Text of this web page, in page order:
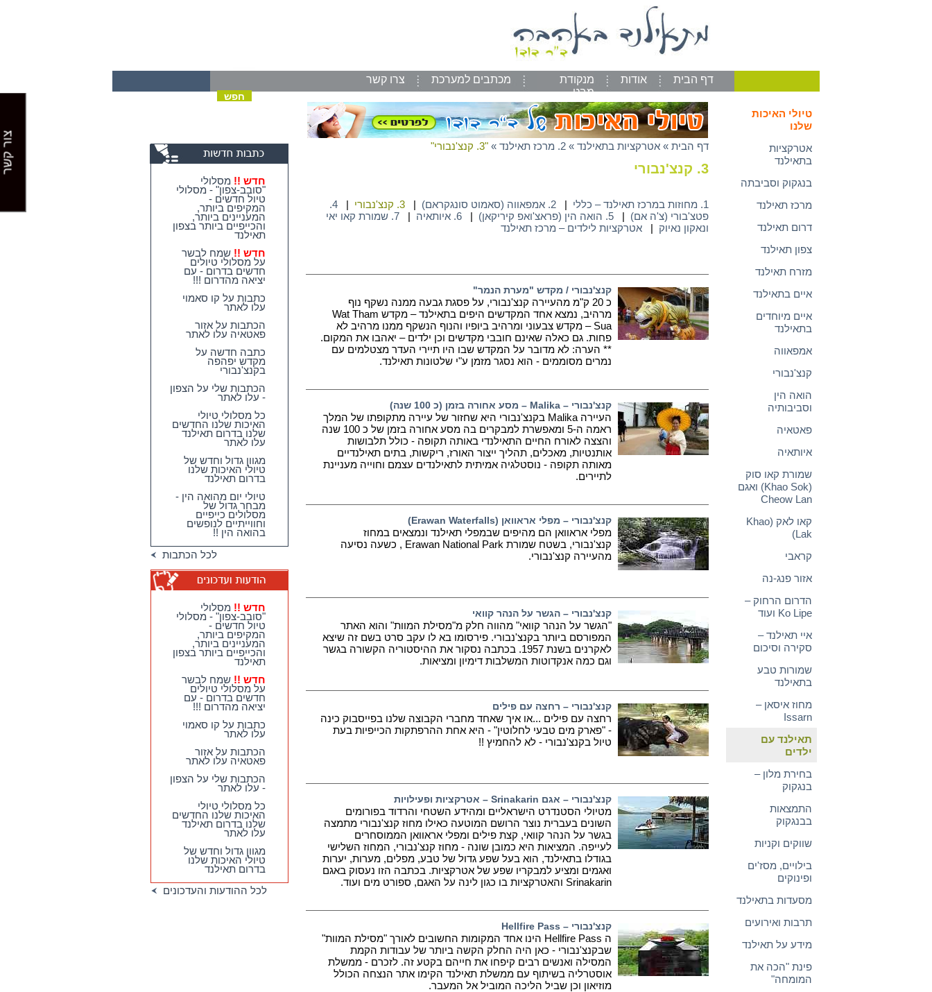
דף הבית אודות
מנקודת
מבט
מכתבים למערכת צרו קשר
טיולי האיכות
שלנו
אטרקציות
בתאילנד
בנגקוק וסביבתה
מרכז תאילנד
דרום תאילנד
צפון תאילנד
מזרח תאילנד
איים בתאילנד
איים מיוחדים
בתאילנד
אמפאווה
קנצ'נבורי
הואה הין
וסביבותיה
פאטאיה
איותאיה
שמורת קאו סוק
(Khao Sok) ואגם
Cheow Lan
קאו לאק (Khao
Lak)
קראבי
אזור פנג-נה
הדרום הרחוק –
Ko Lipe ועוד
איי תאילנד –
סקירה וסיכום
שמורות טבע
בתאילנד
מחוז איסאן –
Issarn
תאילנד עם
ילדים
בחירת מלון –
בנגקוק
התמצאות
בבנגקוק
שווקים וקניות
בילויים, מסז'ים
ופינוקים
מסעדות בתאילנד
תרבות ואירועים
מידע על תאילנד
פינת "הכה את
המומחה"
דף הבית » אטרקציות בתאילנד » 2. מרכז תאילנד » "3. קנצ'נבורי"
3. קנצ'נבורי
1. מחוזות במרכז תאילנד – כללי | 2. אמפאווה (סאמוט סונגקראם) | 3. קנצ'נבורי |
4.
פטצ'בורי (צ'ה אם) | 5. הואה הין (פראצ'ואפ קיריקאן) | 6. איותאיה |
7. שמורת קאו יאי
ונאקון נאיוק | אטרקציות לילדים – מרכז תאילנד
קנצ'נבורי / מקדש "מערת הנמר"
כ 20 ק"מ מהעיירה קנצ'נבורי, על פסגת גבעה ממנה נשקף נוף
מרהיב, נמצא אחד המקדשים היפים בתאילנד – מקדש Wat Tham
Sua – מקדש צבעוני ומרהיב ביופיו והנוף הנשקף ממנו מרהיב לא
פחות. גם כאלה שאינם חובבי מקדשים וכן ילדים – יאהבו את המקום.
** הערה: לא מדובר על המקדש שבו היו תיירי העדר מצטלמים עם
נמרים מסוממים - הוא נסגר מזמן ע"י שלטונות תאילנד.
קנצ'נבורי – Malika – מסע אחורה בזמן (כ 100 שנה)
העיירה Malika בקנצ'נבורי היא שחזור של עיירה מתקופתו של המלך
ראמה ה-5 ומאפשרת למבקרים בה מסע אחורה בזמן של כ 100 שנה
והצצה לאורח החיים התאילנדי באותה תקופה - כולל תלבושות
אותנטיות, מאכלים, תהליך ייצור האורז, ריקשות, בתים תאילנדיים
מאותה תקופה - נוסטלגיה אמיתית לתאילנדים עצמם וחוייה מעניינת
לתיירים.
קנצ'נבורי – מפלי אראוואן (Erawan Waterfalls)
מפלי אראוואן הם מהיפים שבמפלי תאילנד ונמצאים במחוז
קנצ'נבורי, בשטח שמורת Erawan National Park , כשעה נסיעה
מהעיירה קנצ'נבורי.
קנצ'נבורי – הגשר על הנהר קוואי
"הגשר על הנהר קוואי" מהווה חלק מ"מסילת המוות" והוא האתר
המפורסם ביותר בקנצ'נבורי. פירסומו בא לו עקב סרט בשם זה שיצא
לאקרנים בשנת 1957. בכתבה נסקור את ההיסטוריה הקשורה בגשר
וגם כמה אנקדוטות המשלבות דימיון ומציאות.
קנצ'נבורי – רחצה עם פילים
רחצה עם פילים ...או איך שאחד מחברי הקבוצה שלנו בפייסבוק כינה
- "פארק מים טבעי לחלוטין" - היא אחת ההרפתקות הכייפיות בעת
טיול בקנצ'נבורי - לא להחמיץ !!
קנצ'נבורי – אגם Srinakarin – אטרקציות ופעילויות
מטיולי הסטנדרט הישראליים ומהידע השטחי והרדוד בפורומים
השונים בעברית נוצר הרושם המוטעה כאילו מחוז קנצ'נבורי מתמצה
בגשר על הנהר קוואי, קצת פילים ומפלי אראוואן הממוסחרים
לעייפה. המציאות היא כמובן שונה - מחוז קנצ'נבורי, המחוז השלישי
בגודלו בתאילנד, הוא בעל שפע גדול של טבע, מפלים, מערות, יערות
ואגמים ומציע למבקריו שפע של אטרקציות. בכתבה הזו נעסוק באגם
Srinakarin והאטרקציות בו כגון לינה על האגם, ספורט מים ועוד.
קנצ'נבורי – Hellfire Pass
ה Hellfire Pass הינו אחד המקומות החשובים לאורך "מסילת המוות"
שבקנצ'נבורי - כאן היה החלק הקשה ביותר של עבודות הקמת
המסילה ואנשים רבים קיפחו את חייהם בקטע זה. לזכרם - ממשלת
אוסטרליה בשיתוף עם ממשלת תאילנד הקימו אתר הנצחה הכולל
מוזיאון וכן שביל הליכה המוביל אל המעבר.
חדש !! מסלולי
"סובב-צפון" - מסלולי
טיול חדשים -
המקיפים ביותר,
המעניינים ביותר,
והכייפיים ביותר בצפון
תאילנד
חדש !! שמח לבשר
על מסלולי טיולים
חדשים בדרום - עם
יציאה מהדרום !!!
כתבות על קו סאמוי
עלו לאתר
הכתבות על אזור
פאטאיה עלו לאתר
כתבה חדשה על
מקדש יפהפה
בקנצ'נבורי
הכתבות שלי על הצפון
- עלו לאתר
כל מסלולי טיולי
האיכות שלנו החדשים
שלנו בדרום תאילנד
עלו לאתר
מגוון גדול וחדש של
טיולי האיכות שלנו
בדרום תאילנד
טיולי יום מהואה הין -
מבחר גדול של
מסלולים כייפיים
וחווייתיים לנופשים
בהואה הין !!
לכל הכתבות
חדש !! מסלולי
"סובב-צפון" - מסלולי
טיול חדשים -
המקיפים ביותר,
המעניינים ביותר,
והכייפיים ביותר בצפון
תאילנד
חדש !! שמח לבשר
על מסלולי טיולים
חדשים בדרום - עם
יציאה מהדרום !!!
כתבות על קו סאמוי
עלו לאתר
הכתבות על אזור
פאטאיה עלו לאתר
הכתבות שלי על הצפון
- עלו לאתר
כל מסלולי טיולי
האיכות שלנו החדשים
שלנו בדרום תאילנד
עלו לאתר
מגוון גדול וחדש של
טיולי האיכות שלנו
בדרום תאילנד
לכל ההודעות והעדכונים
צור קשר